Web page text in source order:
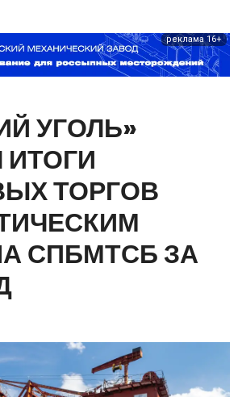
реклама 16+
УГОЛЬ»
ИТОГИ
ТОРГОВ
СПБМТСБ ЗА